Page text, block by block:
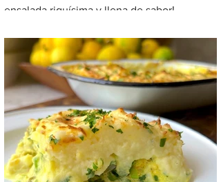
ensalada riquísima y llena de sabor!